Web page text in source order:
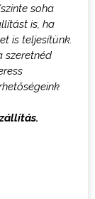
soha
is, ha
is teljesítünk.
szeretnéd